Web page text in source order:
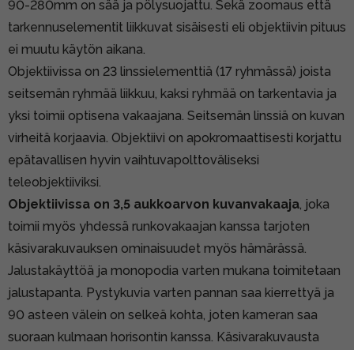
90-280mm on sää ja pölysuojattu. Sekä zoomaus että
tarkennuselementit liikkuvat sisäisesti eli objektiivin pituus
ei muutu käytön aikana.
Objektiivissa on 23 linssielementtiä (17 ryhmässä) joista
seitsemän ryhmää liikkuu, kaksi ryhmää on tarkentavia ja
yksi toimii optisena vakaajana. Seitsemän linssiä on kuvan
virheitä korjaavia. Objektiivi on apokromaattisesti korjattu
epätavallisen hyvin vaihtuvapolttoväliseksi
teleobjektiiviksi.
Objektiivissa on 3,5 aukkoarvon kuvanvakaaja, joka
toimii myös yhdessä runkovakaajan kanssa tarjoten
käsivarakuvauksen ominaisuudet myös hämärässä.
Jalustakäyttöä ja monopodia varten mukana toimitetaan
jalustapanta. Pystykuvia varten pannan saa kierrettyä ja
90 asteen välein on selkeä kohta, joten kameran saa
suoraan kulmaan horisontin kanssa. Käsivarakuvausta